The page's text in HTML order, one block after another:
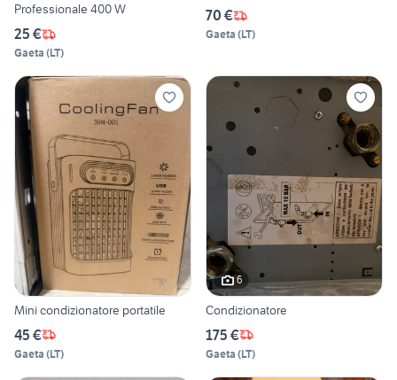
Professionale 400 W
25 €
Gaeta (LT)
70 €
Gaeta (LT)
Mini condizionatore portatile
45 €
Gaeta (LT)
6
Condizionatore
175 €
Gaeta (LT)